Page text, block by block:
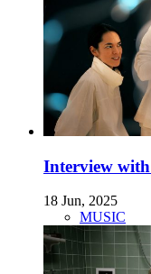
Interview
18 Jun, 2025
MUSIC